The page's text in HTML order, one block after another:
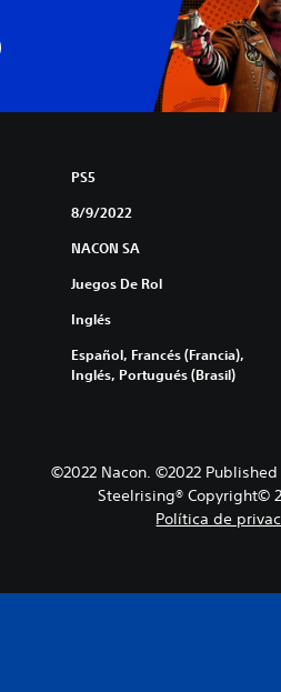
PS5
8/9/2022
NACON SA
Juegos De Rol
Inglés
Español, Francés (Francia),
Inglés, Portugués (Brasil)
©2022 Nacon. ©2022
Steelrising® Copyright©
Política de